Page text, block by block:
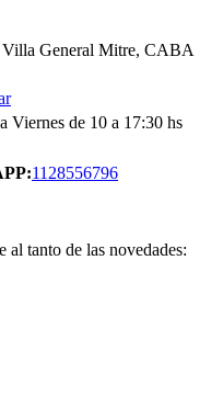
Villa General Mitre, CABA
Viernes de 10 a 17:30 hs
1128556796
al tanto de las novedades: